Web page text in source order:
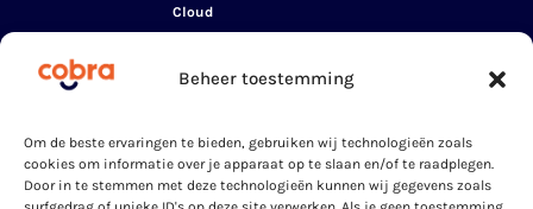
Beheer toestemming
Om de beste ervaringen te bieden, gebruiken wij technologieën zoals
cookies om informatie over je apparaat op te slaan en/of te raadplegen.
Door in te stemmen met deze technologieën kunnen wij gegevens zoals
Cloud
(Tableau
Data Cloud
Education
Cloud